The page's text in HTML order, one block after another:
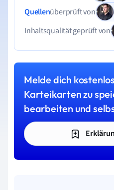
Quellenüberprüft von
Inhaltsqualität geprüft von
Melde dich
Karteikarten zu
bearbeiten und